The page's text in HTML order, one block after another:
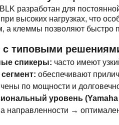
разработан для
высоких нагрузках, что
а клеммы позволяют быстро
с типовыми
спикеры: часто имеют
обеспечивают
по мощности и
уровень (Yamaha
направленности →